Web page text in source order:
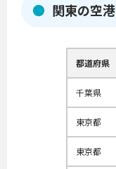
関東の空港
都道府県
千葉県
東京都
東京都